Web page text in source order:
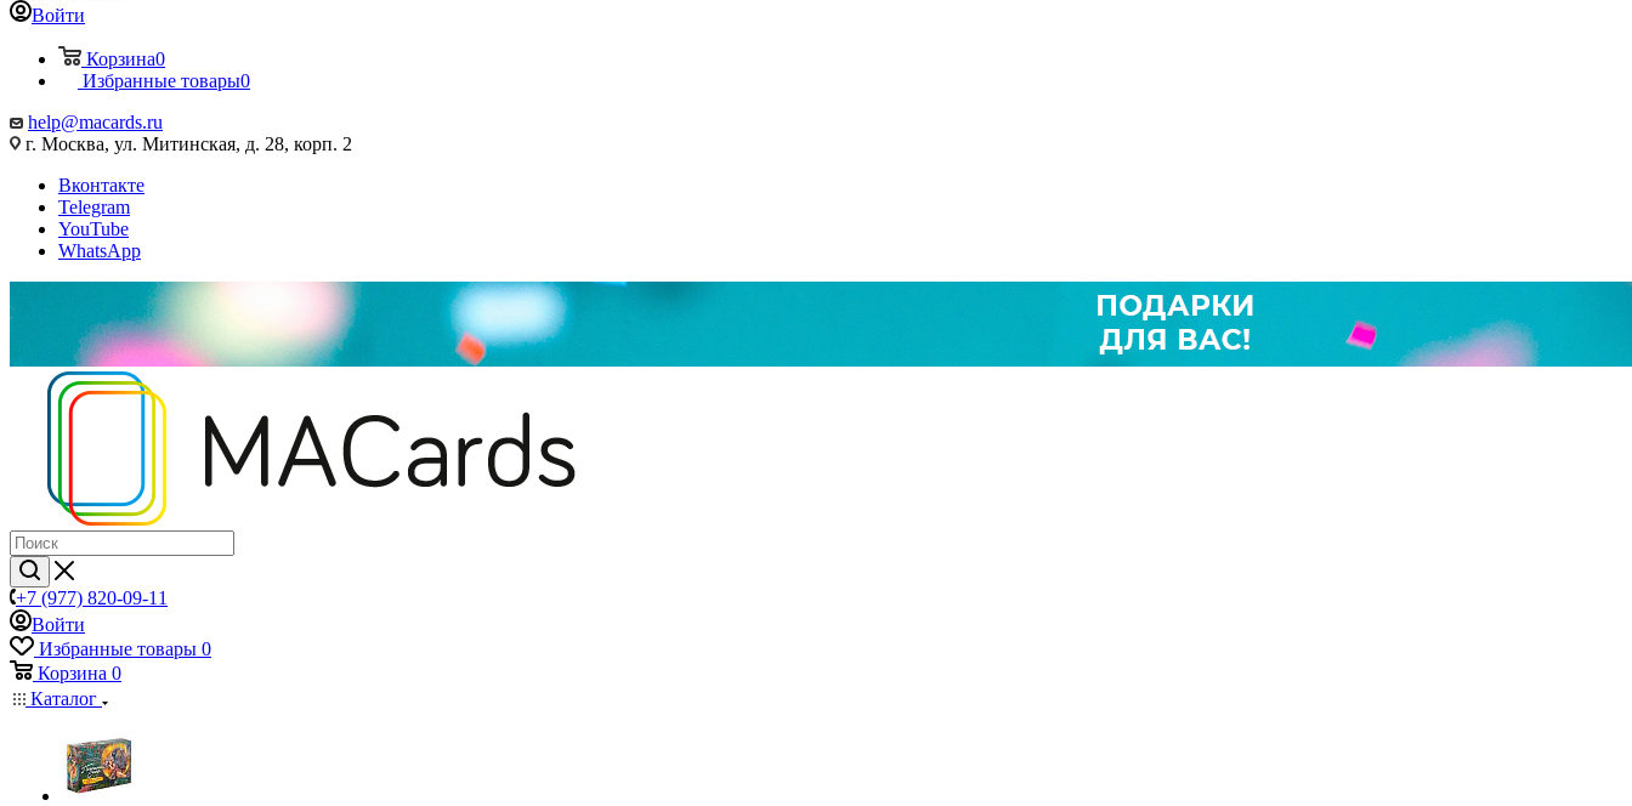
Войти
Корзина0
Избранные товары0
help@macards.ru
г. Москва, ул. Митинская, д. 28, корп. 2
Вконтакте
Telegram
YouTube
WhatsApp
+7 (977) 820-09-11
Войти
Избранные товары 0
Корзина 0
Каталог